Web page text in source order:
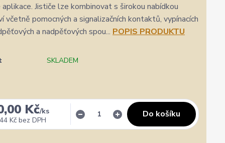
i
%★★★★★
Veronika Veverková✓
Přidáno 4. srpna·Google
Doporučuje obchod 100 %★★★★★
Jističe lze kombinovat s širokou nabídkou
včetně pomocných a signalizačních kontaktů, vypínacích
a nadpěťových spou... POPIS PRODUKTU
SKLADEM
Kč/ks
Kč bez DPH
Do košíku